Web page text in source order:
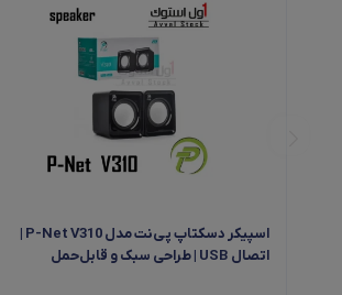
اسپیکر دسکتاپ پی‌نت مدل P-Net V310 |
اتصال USB | طراحی سبک و قابل‌حمل